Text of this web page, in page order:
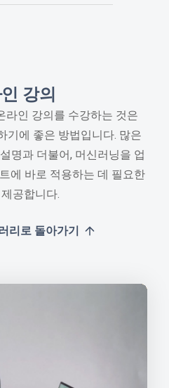
강의
라인 강의를 수강하는 것은
기에 좋은 방법입니다. 많은
명과 더불어, 머신러닝을 업
에 바로 적용하는 데 필요한
공합니다.
리로 돌아가기